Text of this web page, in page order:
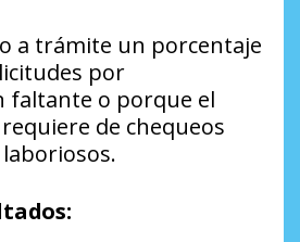
a trámite un porcentaje
por
faltante o porque el
de chequeos